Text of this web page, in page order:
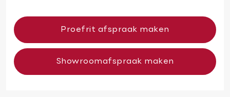
Proefrit afspraak maken
Showroomafspraak maken